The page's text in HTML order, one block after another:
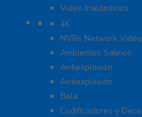
Video Inalámbrico
Cámaras IP y NVRs
4K
NVRs Network
Ambientes Salinos
Antiexplosión
Antiexplosión
Bala
Codificadores y